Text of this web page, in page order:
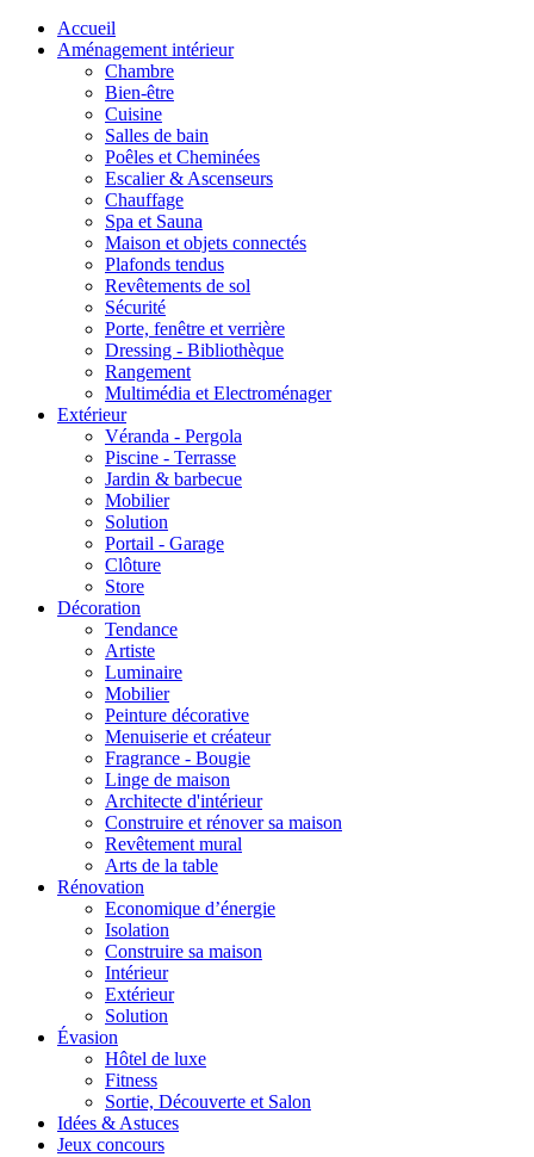
Accueil
Aménagement intérieur
Chambre
Bien-être
Cuisine
Salles de bain
Poêles et Cheminées
Escalier & Ascenseurs
Chauffage
Spa et Sauna
Maison et objets connectés
Plafonds tendus
Revêtements de sol
Sécurité
Porte, fenêtre et verrière
Dressing - Bibliothèque
Rangement
Multimédia et Electroménager
Extérieur
Véranda - Pergola
Piscine - Terrasse
Jardin & barbecue
Mobilier
Solution
Portail - Garage
Clôture
Store
Décoration
Tendance
Artiste
Luminaire
Mobilier
Peinture décorative
Menuiserie et créateur
Fragrance - Bougie
Linge de maison
Architecte d'intérieur
Construire et rénover sa maison
Revêtement mural
Arts de la table
Rénovation
Economique d’énergie
Isolation
Construire sa maison
Intérieur
Extérieur
Solution
Évasion
Hôtel de luxe
Fitness
Sortie, Découverte et Salon
Idées & Astuces
Jeux concours